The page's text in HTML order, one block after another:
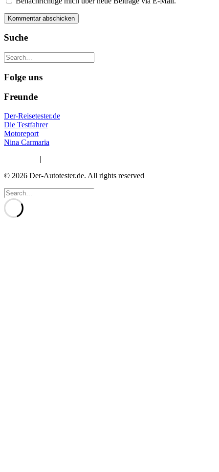
Suche
Folge uns
Freunde
Der-Reisetester.de
Die Testfahrer
Motoreport
Nina Carmaria
|
© 2026 Der-Autotester.de. All rights reserved